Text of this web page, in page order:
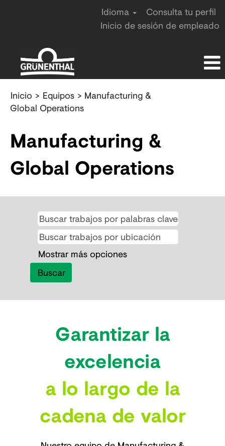
Idioma
Consulta tu perfil
Inicio de sesión de empleado
Supply
Inicio > Equipos > Manufacturing &
Global Operations
Manufacturing &
Global Operations
Mostrar más opciones
Garantizar la
excelencia
a lo largo de la
cadena de valor